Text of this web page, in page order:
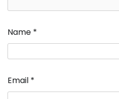
Name *
Email *